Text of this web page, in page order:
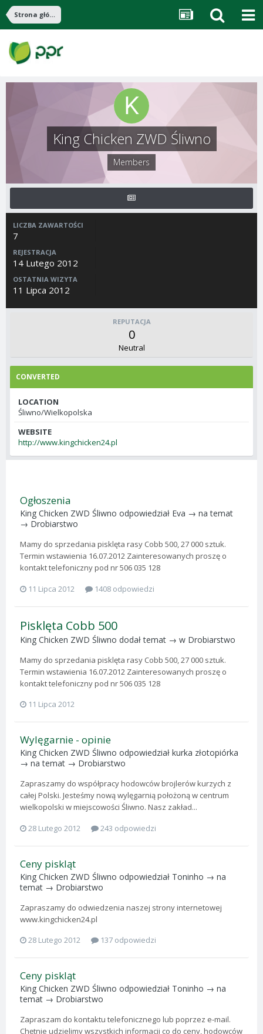
Strona główna
King Chicken ZWD Śliwno
Members
LICZBA ZAWARTOŚCI
7
REJESTRACJA
14 Lutego 2012
OSTATNIA WIZYTA
11 Lipca 2012
REPUTACJA
0
Neutral
CONVERTED
LOCATION
Śliwno/Wielkopolska
WEBSITE
http://www.kingchicken24.pl
Ogłoszenia
King Chicken ZWD Śliwno odpowiedział Eva → na temat
→ Drobiarstwo
Mamy do sprzedania pisklęta rasy Cobb 500, 27 000 sztuk.
Termin wstawienia 16.07.2012 Zainteresowanych proszę o
kontakt telefoniczny pod nr 506 035 128
11 Lipca 2012
1408 odpowiedzi
Pisklęta Cobb 500
King Chicken ZWD Śliwno dodał temat → w Drobiarstwo
Mamy do sprzedania pisklęta rasy Cobb 500, 27 000 sztuk.
Termin wstawienia 16.07.2012 Zainteresowanych proszę o
kontakt telefoniczny pod nr 506 035 128
11 Lipca 2012
Wylęgarnie - opinie
King Chicken ZWD Śliwno odpowiedział kurka złotopiórka
→ na temat → Drobiarstwo
Zapraszamy do współpracy hodowców brojlerów kurzych z
całej Polski. Jesteśmy nową wylęgarnią położoną w centrum
wielkopolski w miejscowości Śliwno. Nasz zakład...
28 Lutego 2012
243 odpowiedzi
Ceny piskląt
King Chicken ZWD Śliwno odpowiedział Toninho → na
temat → Drobiarstwo
Zapraszamy do odwiedzenia naszej strony internetowej
www.kingchicken24.pl
28 Lutego 2012
137 odpowiedzi
Ceny piskląt
King Chicken ZWD Śliwno odpowiedział Toninho → na
temat → Drobiarstwo
Zapraszam do kontaktu telefonicznego lub poprzez e-mail.
Chętnie udzielimy wszystkich informacji co do ceny, hodowców